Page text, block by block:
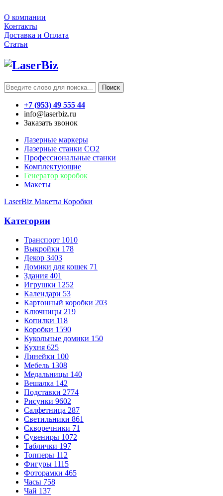
О компании
Контакты
Доставка и Оплата
Статьи
Поиск
+7 (953) 49 555 44
info@laserbiz.ru
Заказать звонок
Лазерные маркеры
Лазерные станки CO2
Профессиональные станки
Комплектующие
Генератор коробок
Макеты
LaserBiz Макеты Коробки
Категории
Транспорт 1010
Выкройки 178
Декор 3403
Домики для кошек 71
Здания 401
Игрушки 1252
Календари 53
Картонный коробки 203
Ключницы 219
Копилки 118
Коробки 1590
Кукольные домики 150
Кухня 625
Линейки 100
Мебель 1308
Медальницы 140
Вешалка 142
Подставки 2774
Рисунки 9602
Салфетница 287
Светильники 861
Скворечники 71
Сувениры 1072
Таблички 197
Топперы 112
Фигуры 1115
Фоторамки 465
Часы 758
Чай 137